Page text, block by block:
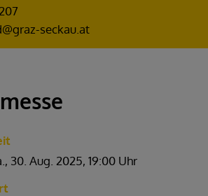
seckau.at
30. Aug. 2025, 19:00 Uhr